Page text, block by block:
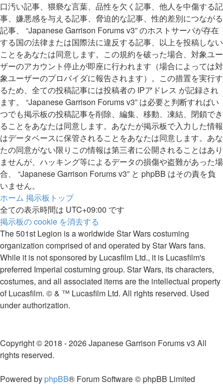
口汚い記事、猥褻な言葉、品性を欠く記事、他人を中傷する記
事、嫌悪感を与える記事、脅迫的な記事、性的差別につながる
記事、 “Japanese Garrison Forums v3” のホストサーバが存在
する国の法律または国際法に違反する記事、以上を投稿しない
ことをあなたは同意します。この規約を破った場合、対象ユー
ザーのアカウント停止が即座に行われます（場合によっては対
象ユーザーのプロバイダに報告されます）。この措置を実行す
るため、全ての投稿記事には投稿者の IPアドレス が記録され
ます。 “Japanese Garrison Forums v3” は必要と判断すればい
つでも掲示板の投稿記事を削除、編集、移動、凍結、閉鎖でき
ることをあなたは同意します。あなたが掲示板で入力した情報
はデータベースに保管されることをあなたは同意します。あな
たの同意がない限りこの情報は第三者に公開されることはあり
ませんが、ハッキング等によるデータの損傷や盗難があった場
合、 “Japanese Garrison Forums v3” と phpBB はその責を負
いません。
ホーム 掲示板トップ
全ての表示時間は UTC+09:00 です
掲示板の cookie を消去する
The 501st Legion is a worldwide Star Wars costuming
organization comprised of and operated by Star Wars fans.
While it is not sponsored by Lucasfilm Ltd., it is Lucasfilm's
preferred Imperial costuming group. Star Wars, its characters,
costumes, and all associated items are the intellectual property
of Lucasfilm. © & ™ Lucasfilm Ltd. All rights reserved. Used
under authorization.
Copyright © 2018 - 2026 Japanese Garrison Forums v3 All
rights reserved.
Powered by phpBB® Forum Software © phpBB Limited